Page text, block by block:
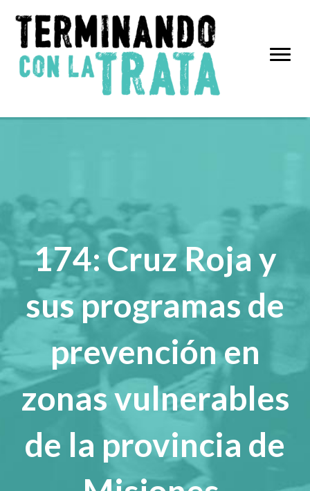
174: Cruz Roja y
sus programas de
prevención en
zonas vulnerables
de la provincia de